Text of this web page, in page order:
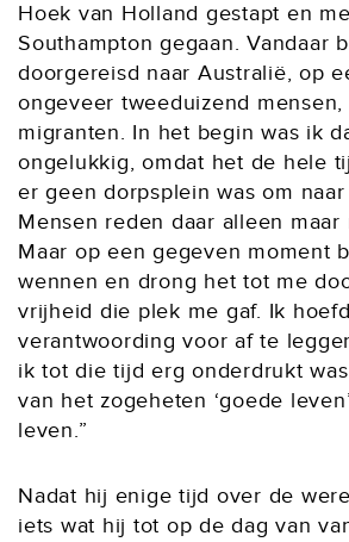
Hoek van Holland gestapt en
Southampton gegaan. Vandaar
doorgereisd naar Australië, op
ongeveer tweeduizend
migranten. In het begin was ik
ongelukkig, omdat het de hele
er geen dorpsplein was om
Mensen reden daar alleen
Maar op een gegeven moment
wennen en drong het tot me
vrijheid die plek me gaf. Ik
verantwoording voor af te
ik tot die tijd erg onderdrukt
van het zogeheten ‘goede
leven.”
Nadat hij enige tijd over de
iets wat hij tot op de dag van